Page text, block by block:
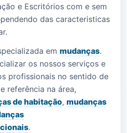
e Escritórios com e sem
das caracteristicas
em mudanças.
os nossos serviços e
profissionais no sentido de
referência na área,
de habitação, mudanças
.